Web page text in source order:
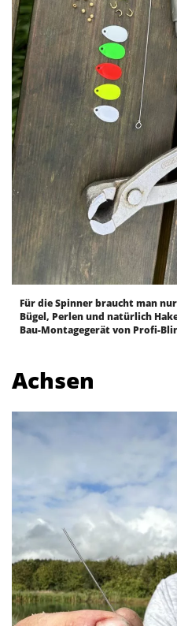
Für die Spinner braucht man
Bügel, Perlen und natürlich
Bau-Montagegerät von Profi-
Achsen